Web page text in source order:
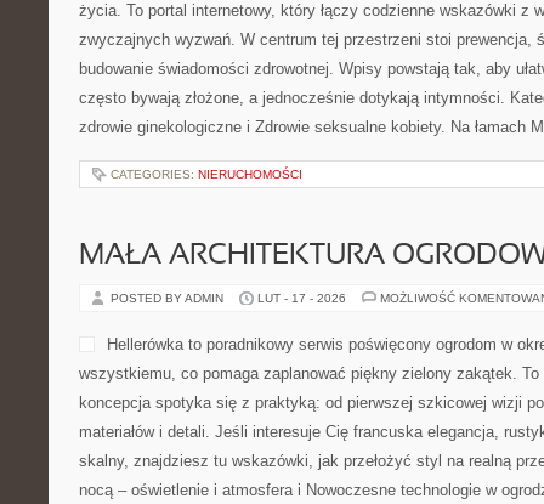
życia. To portal internetowy, który łączy codzienne wskazówki z
zwyczajnych wyzwań. W centrum tej przestrzeni stoi prewencja,
budowanie świadomości zdrowotnej. Wpisy powstają tak, aby
często bywają złożone, a jednocześnie dotykają intymności.
zdrowie ginekologiczne i Zdrowie seksualne kobiety. Na łamach
CATEGORIES: NIERUCHOMOŚCI
MAŁA ARCHITEKTURA
POSTED BY ADMIN LUT - 17 - 2026 MOŻLIWOŚĆ
Hellerówka to poradnikowy serwis poświęcony ogrodom w
wszystkiemu, co pomaga zaplanować piękny zielony zakątek.
koncepcja spotyka się z praktyką: od pierwszej szkicowej wizji
materiałów i detali. Jeśli interesuje Cię francuska elegancja,
skalny, znajdziesz tu wskazówki, jak przełożyć styl na realną
nocą – oświetlenie i atmosfera i Nowoczesne technologie w